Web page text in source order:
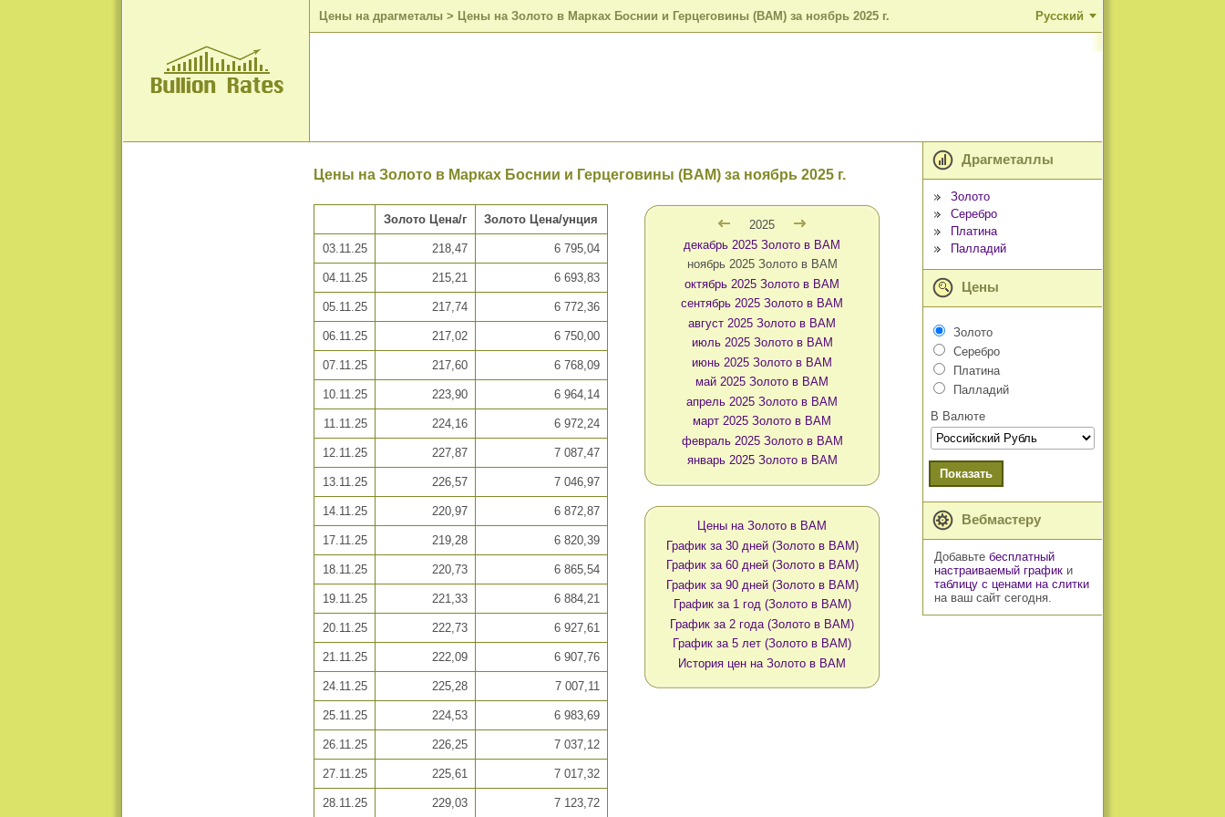
Цены на драгметалы > Цены на Золото в Марках Боснии и Герцеговины (BAM) за ноябрь 2025 г. Русский
Цены на Золото в Марках Боснии и Герцеговины (BAM) за ноябрь 2025 г.
Золото Цена/г Золото Цена/унция
03.11.25 218,47 6 795,04
04.11.25 215,21 6 693,83
05.11.25 217,74 6 772,36
06.11.25 217,02 6 750,00
07.11.25 217,60 6 768,09
10.11.25 223,90 6 964,14
11.11.25 224,16 6 972,24
12.11.25 227,87 7 087,47
13.11.25 226,57 7 046,97
14.11.25 220,97 6 872,87
17.11.25 219,28 6 820,39
18.11.25 220,73 6 865,54
19.11.25 221,33 6 884,21
20.11.25 222,73 6 927,61
21.11.25 222,09 6 907,76
24.11.25 225,28 7 007,11
25.11.25 224,53 6 983,69
26.11.25 226,25 7 037,12
27.11.25 225,61 7 017,32
28.11.25 229,03 7 123,72
2025
декабрь 2025 Золото в BAM
ноябрь 2025 Золото в BAM
октябрь 2025 Золото в BAM
сентябрь 2025 Золото в BAM
август 2025 Золото в BAM
июль 2025 Золото в BAM
июнь 2025 Золото в BAM
май 2025 Золото в BAM
апрель 2025 Золото в BAM
март 2025 Золото в BAM
февраль 2025 Золото в BAM
январь 2025 Золото в BAM
Цены на Золото в BAM
График за 30 дней (Золото в BAM)
График за 60 дней (Золото в BAM)
График за 90 дней (Золото в BAM)
График за 1 год (Золото в BAM)
График за 2 года (Золото в BAM)
График за 5 лет (Золото в BAM)
История цен на Золото в BAM
Драгметаллы
Золото
Серебро
Платина
Палладий
Цены
Золото
Серебро
Платина
Палладий
В Валюте
Показать
Вебмастеру
Добавьте бесплатный
настраиваемый графики
таблицу с ценами на слитки
на ваш сайт сегодня.